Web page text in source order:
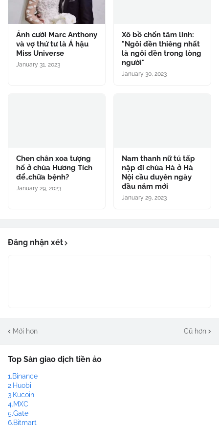
Ảnh cưới Marc Anthony
và vợ thứ tư là Á hậu
Miss Universe
January 31, 2023
Xô bồ chốn tâm linh:
"Ngôi đền thiêng nhất
là ngôi đền trong lòng
người"
January 30, 2023
Chen chân xoa tượng
hổ ở chùa Hương Tích
để..chữa bệnh?
January 29, 2023
Nam thanh nữ tú tấp
nập đi chùa Hà ở Hà
Nội cầu duyên ngày
đầu năm mới
January 29, 2023
Đăng nhận xét
Mới hơn Cũ hơn
Top Sàn giao dịch tiền ảo
1.Binance
2.Huobi
3.Kucoin
4.MXC
5.Gate
6.Bitmart